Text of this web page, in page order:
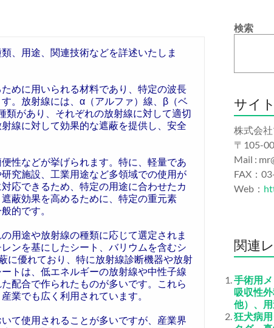
、用途、関連技術などを詳述いたしま
めに用いられる材料であり、特定の波長
。放射線には、α（アルファ）線、β（ベ
類があり、それぞれの放射線に対して適切
線に対して効果的な遮蔽を提供し、安全
性などが挙げられます。特に、軽量であ
究施設、工業用途など多領域での使用が
応できるため、特定の用途に合わせたカ
蔽効果を高めるために、特定の重元素
的です。
用途や放射線の種類に応じて選定されま
ンを基にしたシート、バリウムを含むシ
に優れており、特に放射線診断機器や放射
トは、低エネルギーの放射線や中性子線
配合で作られたものが多いです。これら
業でも広く利用されています。
て使用されることが多いですが、産業界
検索
サイ
株式会
〒105-
Mail :
FAX：
Web：
関連
手術用
吸収性
他）、
狂犬病